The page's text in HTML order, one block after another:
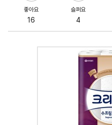
좋아요
16
슬퍼요
4